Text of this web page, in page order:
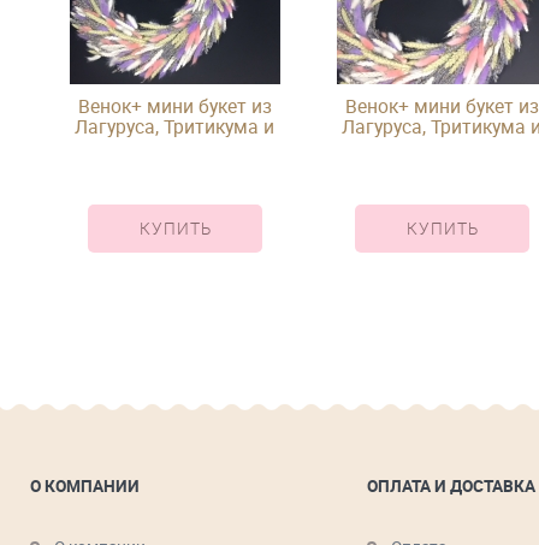
Венок+ мини букет из
Лагуруса, Тритикума и
КУПИТЬ
Венок+ мини букет из
Лагуруса, Тритикума
КУПИТЬ
О КОМПАНИИ ОПЛАТА И ДОСТАВКА